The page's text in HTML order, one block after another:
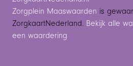
Zorgplein Maaswaarden is
ZorgkaartNederland. Bekijk alle
een waardering